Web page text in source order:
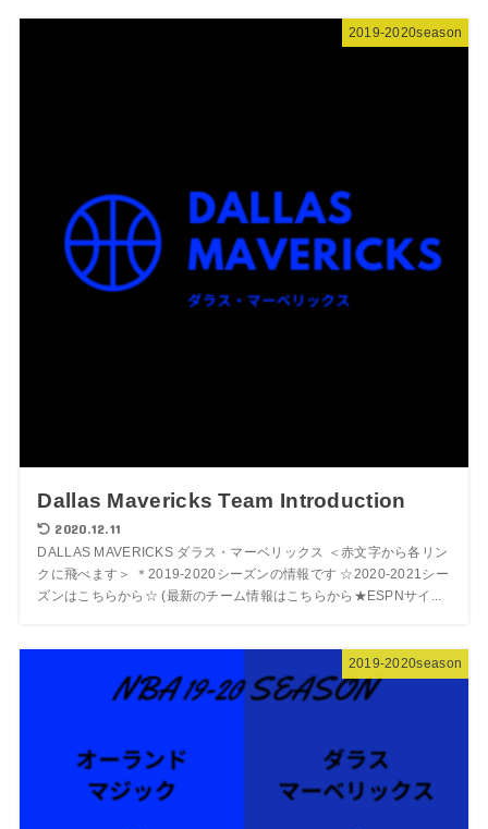
2019-2020season
Dallas Mavericks Team Introduction
2020.12.11
DALLAS MAVERICKS ダラス・マーベリックス ＜赤文字から各リン
クに飛べます＞ ＊2019-2020シーズンの情報です ☆2020-2021シー
ズンはこちらから☆ (最新のチーム情報はこちらから★ESPNサイ...
2019-2020season